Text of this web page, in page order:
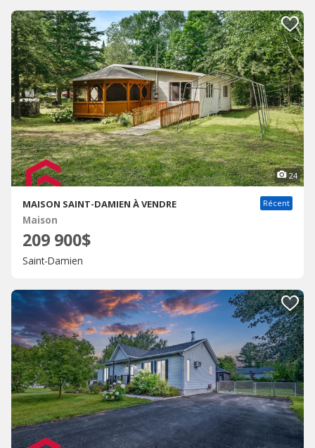
24
MAISON SAINT-DAMIEN À VENDRE Récent
Maison
209 900$
Saint-Damien